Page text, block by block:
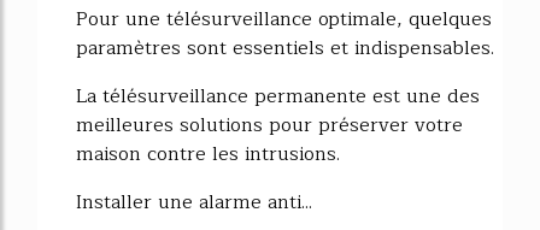
Pour une télésurveillance optimale, quelques
paramètres sont essentiels et indispensables.
La télésurveillance permanente est une des
meilleures solutions pour préserver votre
maison contre les intrusions.
Installer une alarme anti...